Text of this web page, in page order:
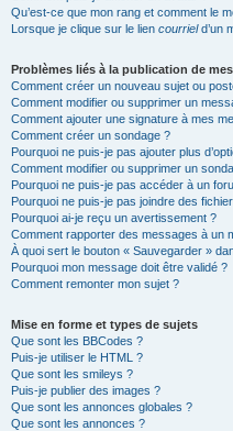
Qu’est-ce que mon rang et comment le
Lorsque je clique sur le lien courrield’un
Problèmes liés à la publication de
Comment créer un nouveau sujet ou
Comment modifier ou supprimer un
Comment ajouter une signature à mes
Comment créer un sondage ?
Pourquoi ne puis-je pas ajouter plus
Comment modifier ou supprimer un
Pourquoi ne puis-je pas accéder à un
Pourquoi ne puis-je pas joindre des
Pourquoi ai-je reçu un avertissement ?
Comment rapporter des messages à un
À quoi sert le bouton « Sauvegarder »
Pourquoi mon message doit être validé ?
Comment remonter mon sujet ?
Mise en forme et types de sujets
Que sont les BBCodes ?
Puis-je utiliser le HTML ?
Que sont les smileys ?
Puis-je publier des images ?
Que sont les annonces globales ?
Que sont les annonces ?